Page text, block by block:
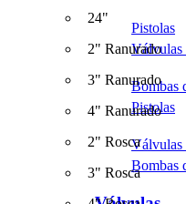
Válvulas
Pistolas
Bombas
Pistolas
Bombas
Válvulas
24"
2" Ranurado
3" Ranurado
4" Ranurado
2" Rosca
3" Rosca